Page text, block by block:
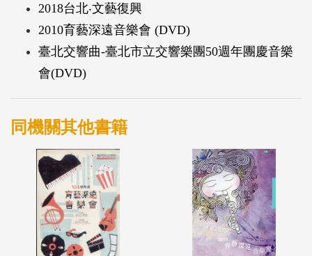
製作公司：雅砌音樂有限公司
2018台北‧文藝復興
2010育藝深遠音樂會 (DVD)
臺北交響曲-臺北市立交響樂團50週年團慶音樂
會(DVD)
同機關其他書籍